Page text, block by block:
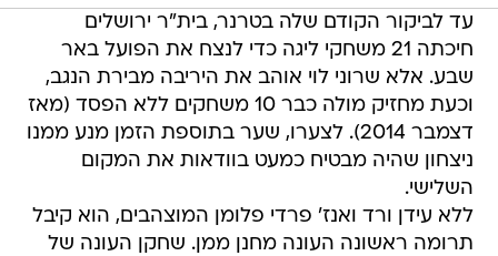
עד לביקור הקודם שלה בטרנר, בית"ר ירושלים
חיכתה 21 משחקי ליגה כדי לנצח את הפועל באר
שבע. אלא שרוני לוי אוהב את היריבה מבירת הנגב,
וכעת מחזיק מולה כבר 10 משחקים ללא הפסד (מאז
דצמבר 2014). לצערו, שער בתוספת הזמן מנע ממנו
ניצחון שהיה מבטיח כמעט בוודאות את המקום
השלישי.
ללא עידן ורד ואנז' פרדי פלומן המוצהבים, הוא קיבל
תרומה ראשונה העונה מחנן ממן. שחקן העונה של